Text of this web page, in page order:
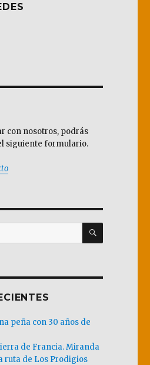
con nosotros, podrás
siguiente formulario.
BUSCAR
peña con 30 años de
de Francia. Miranda
ruta de Los Prodigios